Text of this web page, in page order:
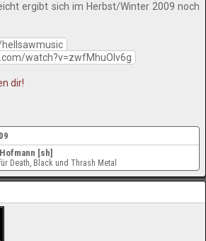
ergibt sich im Herbst/Winter 2009 noch
watch?v=zwfMhuOIv6g
dir!
[sh]
Death, Black und Thrash Metal